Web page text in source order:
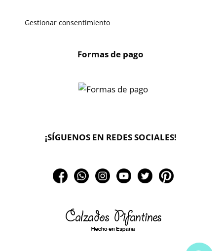
Gestionar consentimiento
Formas de pago
¡SÍGUENOS EN REDES SOCIALES!
CAMBIO/DEVOLUCIÓN
📦 Seguimiento de mi pedido